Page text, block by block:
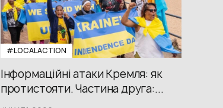
#LOCALACTION
Інформаційні атаки Кремля: як
протистояти. Частина друга:...